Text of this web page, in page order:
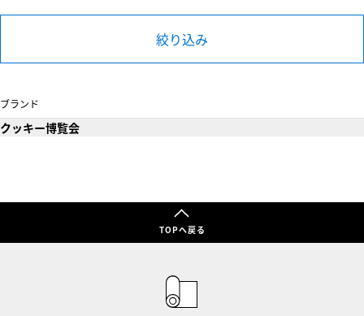
絞り込み
ブランド
クッキー博覧会
TOPへ戻る